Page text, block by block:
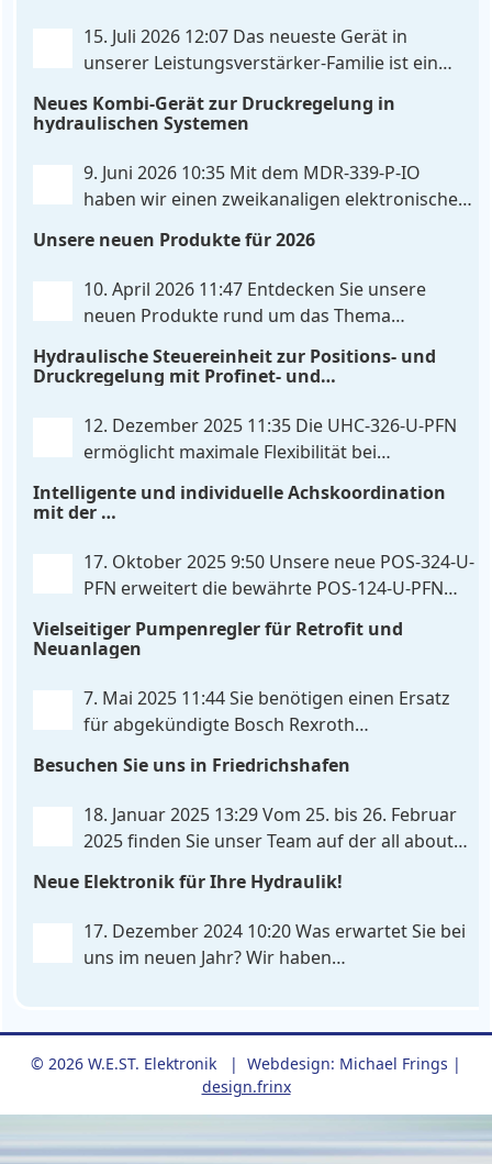
15. Juli 2026 12:07 Das neueste Gerät in
unserer Leistungsverstärker-Familie ist ein
Ventilverstärker mit Highside-Messung Zur
Differenzeingang, der flexibel für Sollwertsignale
von 0…10V oder 4…20mA konfiguriert werden kann.
Neues Kombi-Gerät zur Druckregelung in
hydraulischen Systemen
9. Juni 2026 10:35 Mit dem MDR‑339‑P‑IO
haben wir einen zweikanaligen elektronischen
IO‑Link‑Kommunikation direkt mit integrierten
Leistungsendstufen vereint – eine Kombination, die
es so bislang nicht gibt. Die Anbindung an die
Unsere neuen Produkte für 2026
10. April 2026 11:47 Entdecken Sie unsere
neuen Produkte rund um das Thema
machen Ihre Anlagen noch effizienter, zuverlässiger
Positionier- und Gleichlaufregelbaugruppe UHC-
326-U-PFN Hydraulisches Steuergerät zur Positions-
Hydraulische Steuereinheit zur Positions- und
Druckregelung mit Profinet- und
12. Dezember 2025 11:35 Die UHC-326-U-PFN
ermöglicht maximale Flexibilität bei
Funktion der UHC-126-U-PFN bleibt erhalten,
Anpassungsmöglichkeiten. Die UHC-326-U-PFN ist
ein hydraulisches Steuergerät zur genauen
. . .
Intelligente und individuelle Achskoordination
mit der
17. Oktober 2025 9:50 Unsere neue POS-324-U-
PFN erweitert die bewährte POS-124-U-PFN
Achskoordination und individuelle
und integrierten Simulationsmodus. Zusätzlich zur
bewährten Gleichlaufregelung, die eine präzise und
Vielseitiger Pumpenregler für Retrofit und
Neuanlagen
7. Mai 2025 11:44Sie benötigen einen Ersatz
für abgekündigte Bosch Rexroth
neue Pumpenregler PQP-179-P ist eine vielseitige
und preiswerte Lösung für Hydrauliksysteme, vor
allem für die präzise
Besuchen Sie uns in Friedrichshafen
18. Januar 2025 13:29Vom 25. bis 26. Februar
2025 finden Sie unser Team auf der all about
430 zeigen wir Ihnen an unserem Demo-Cube, wie
einfach die Ansteuerung von Hydraulikventilen . . .
Neue Elektronik für Ihre Hydraulik!
17. Dezember 2024 10:20Was erwartet Sie bei
uns im neuen Jahr? Wir haben
Wegeventilen Einen universellen Regler für
Hydraulikpumpen Achsregelung leicht gemacht
durch Inbetriebnahme-Assistent Preiswert und
© 2026 W.E.ST. Elektronik | Webdesign: Michael Frings |
design.frinx